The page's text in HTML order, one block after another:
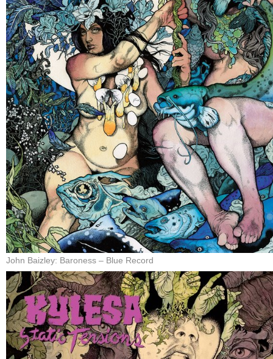
John Baizley: Baroness – Blue Record